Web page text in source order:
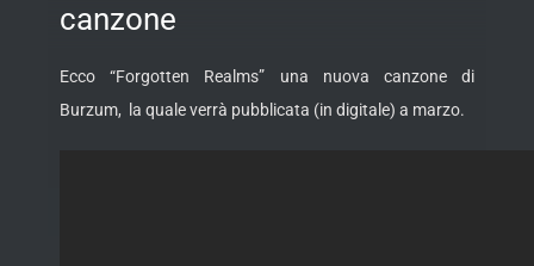
canzone
Ecco “Forgotten Realms” una nuova canzone di
Burzum, la quale verrà pubblicata (in digitale) a marzo.